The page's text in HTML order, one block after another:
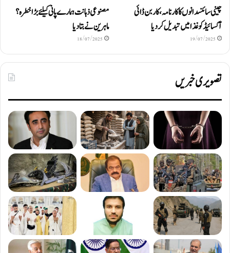
چینی سائنسدانوں کا کارنامہ، کاربن ڈائی
آکسائیڈ کو غذا میں تبدیل کردیا
19/07/2025
مصنوعی ذہانت ہمارے پانی کیلئے بڑا خطرہ؟
ماہرین نے بتا دیا
18/07/2025
تصویری خبریں